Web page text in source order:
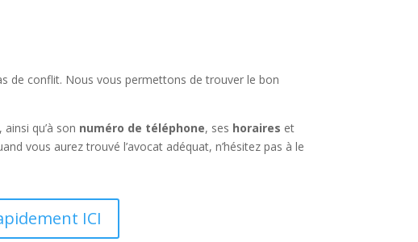
de conflit. Nous vous permettons de trouver le bon
qu’à son numéro de téléphone, ses horaires et
vous aurez trouvé l’avocat adéquat, n’hésitez pas à le
ICI